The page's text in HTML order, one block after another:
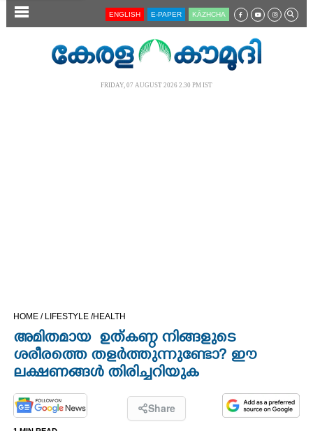
SECTIONS
OPINION
PHOTOS
ENGLISH E-PAPER KĀZHCHA
FRIDAY, 07 AUGUST 2026 2.30 PM IST
HOME / LIFESTYLE /HEALTH
അമിതമായ ഉത്കണ്ഠ നിങ്ങളുടെ
ശരീരത്തെ തളർത്തുന്നുണ്ടോ? ഈ
ലക്ഷണങ്ങൾ തിരിച്ചറിയുക
Share